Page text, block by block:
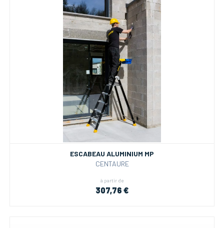
ESCABEAU ALUMINIUM MP
CENTAURE
à partir de
307,76 €